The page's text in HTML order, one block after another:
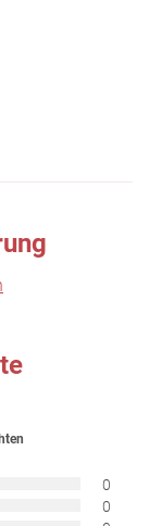
0
0